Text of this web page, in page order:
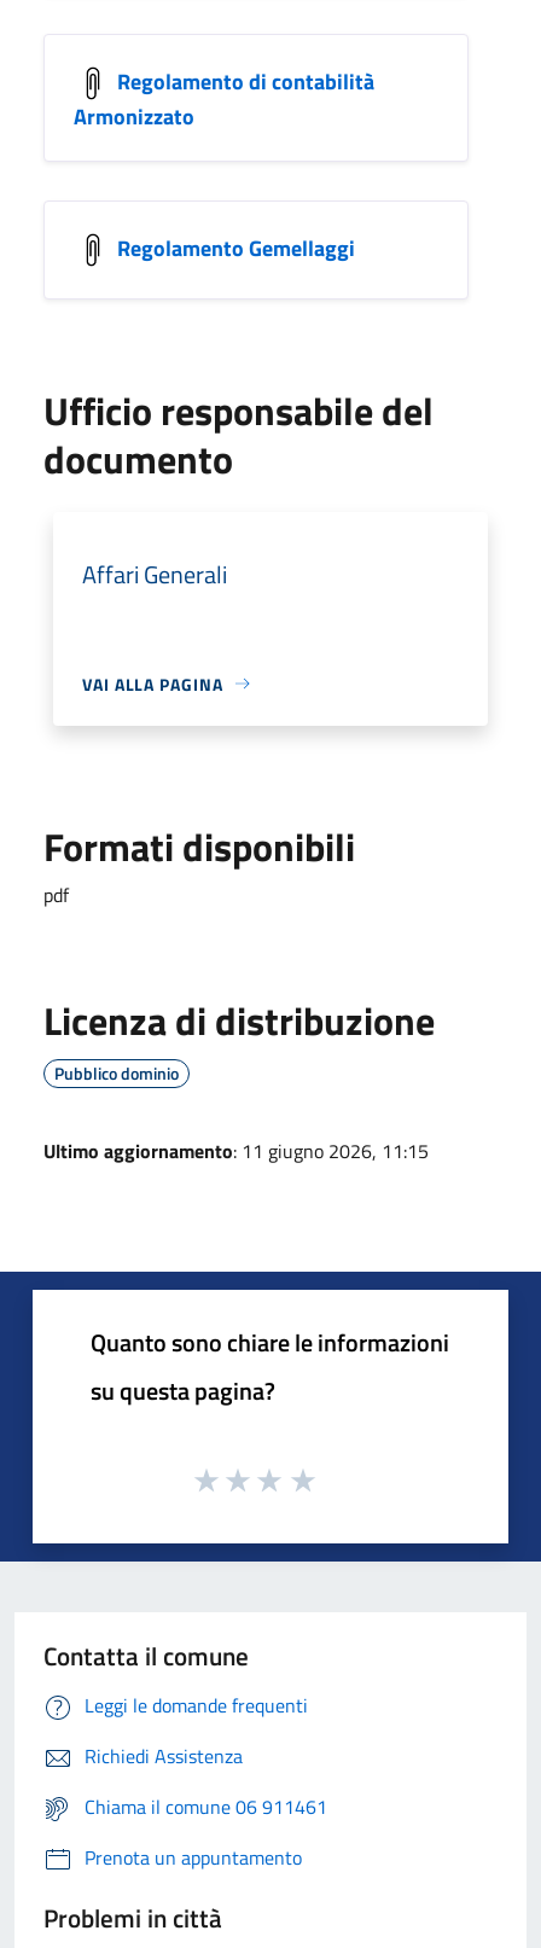
Regolamento di contabilità
Armonizzato
Regolamento Gemellaggi
Ufficio responsabile del
documento
Affari Generali
VAI ALLA PAGINA
Formati disponibili
pdf
Licenza di distribuzione
Pubblico dominio
Ultimo aggiornamento: 11 giugno 2026, 11:15
Quanto sono chiare le informazioni
su questa pagina?
Contatta il comune
Leggi le domande frequenti
Richiedi Assistenza
Chiama il comune 06 911461
Prenota un appuntamento
Problemi in città